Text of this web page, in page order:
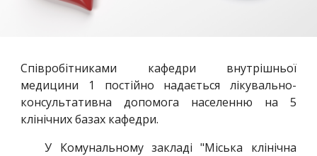
Співробітниками кафедри внутрішньої
медицини 1 постійно надається лікувально-
консультативна допомога населенню на 5
клінічних базах кафедри.
У Комунальному закладі "Міська клінічна